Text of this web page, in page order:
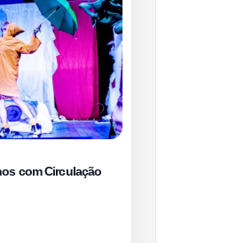
com Circulação